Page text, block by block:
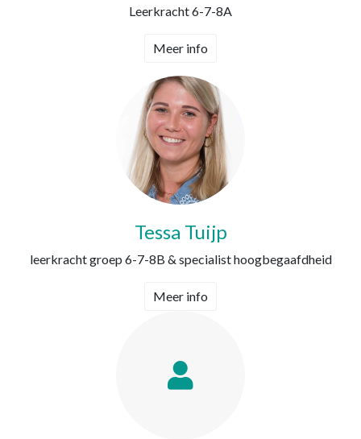
Leerkracht 6-7-8A
Meer info
Tessa Tuijp
leerkracht groep 6-7-8B & specialist hoogbegaafdheid
Meer info